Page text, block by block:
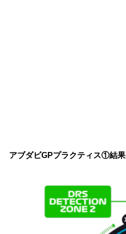
アブダビGPプラクティス①結果